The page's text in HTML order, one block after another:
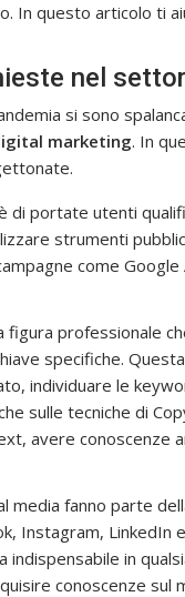
In questo articolo ti
nel
si sono
marketing. In
di portate utenti
strumenti
come
figura professionale
specifiche.
individuare le
sulle tecniche di
avere conoscenze
media fanno parte
Instagram, LinkedIn
indispensabile in
conoscenze sul